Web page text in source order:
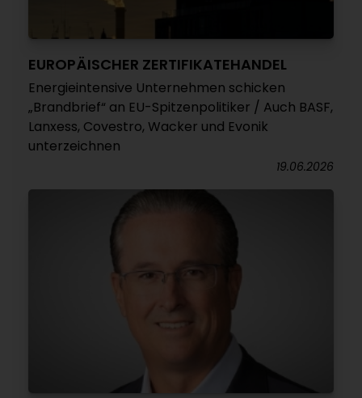
EUROPÄISCHER ZERTIFIKATEHANDEL
Energieintensive Unternehmen schicken
„Brandbrief“ an EU-Spitzenpolitiker / Auch BASF,
Lanxess, Covestro, Wacker und Evonik
unterzeichnen
19.06.2026